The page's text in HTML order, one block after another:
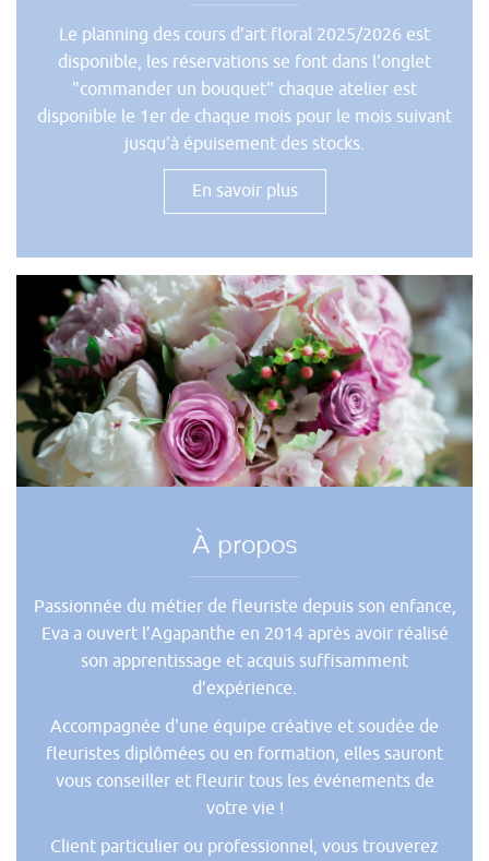
Le planning des cours d'art floral 2025/2026 est
disponible, les réservations se font dans l'onglet
"commander un bouquet" chaque atelier est
disponible le 1er de chaque mois pour le mois suivant
jusqu'à épuisement des stocks.
En savoir plus
À propos
Passionnée du métier de fleuriste depuis son enfance,
Eva a ouvert l’Agapanthe en 2014 après avoir réalisé
son apprentissage et acquis suffisamment
d’expérience.
Accompagnée d'une équipe créative et soudée de
fleuristes diplômées ou en formation, elles sauront
vous conseiller et fleurir tous les événements de
votre vie !
Client particulier ou professionnel, vous trouverez